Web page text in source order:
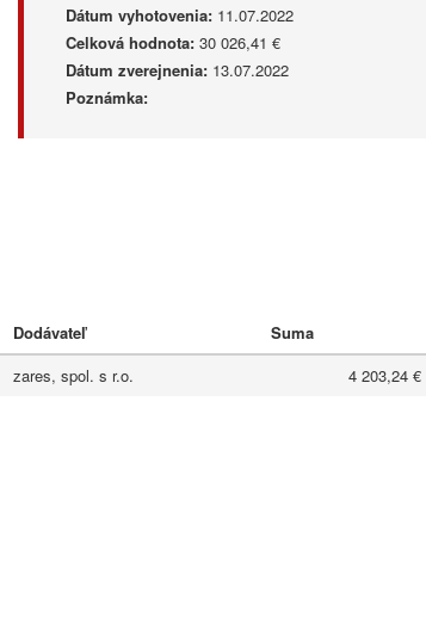
Dátum vyhotovenia:11.07.2022
Celková hodnota:30 026,41 €
Dátum zverejnenia:13.07.2022
Poznámka:
Dodávateľ Suma
zares, spol. s r.o. 4 203,24 €